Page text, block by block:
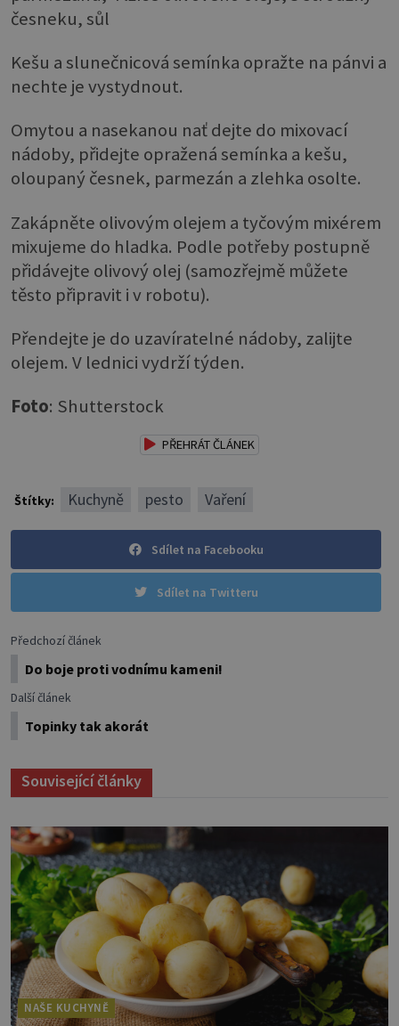
česneku, sůl
Kešu a slunečnicová semínka opražte na pánvi a
nechte je vystydnout.
Omytou a nasekanou nať dejte do mixovací
nádoby, přidejte opražená semínka a kešu,
oloupaný česnek, parmezán a zlehka osolte.
Zakápněte olivovým olejem a tyčovým mixérem
mixujeme do hladka. Podle potřeby postupně
přidávejte olivový olej (samozřejmě můžete
těsto připravit i v robotu).
Přendejte je do uzavíratelné nádoby, zalijte
olejem. V lednici vydrží týden.
Foto: Shutterstock
PŘEHRÁT ČLÁNEK
Štítky: Kuchyně pesto Vaření
Sdílet na Facebooku
Sdílet na Twitteru
Předchozí článek
Do boje proti vodnímu kameni!
Další článek
Topinky tak akorát
Související články
NAŠE KUCHYNĚ